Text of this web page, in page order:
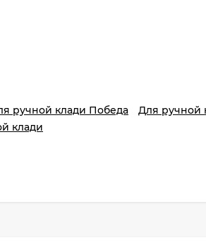
ручной клади Победа Для ручной
клади